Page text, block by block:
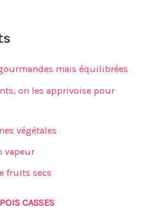
mais équilibrées
on les apprivoise pour
végétales
vapeur
fruits secs
CASSES